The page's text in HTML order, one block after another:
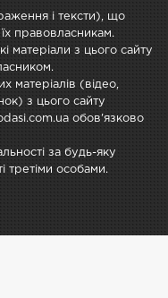
і тексти), що
правовласникам.
матеріали з цього сайту
матеріалів (відео,
з цього сайту
обов'язково
за будь-яку
третіми особами.